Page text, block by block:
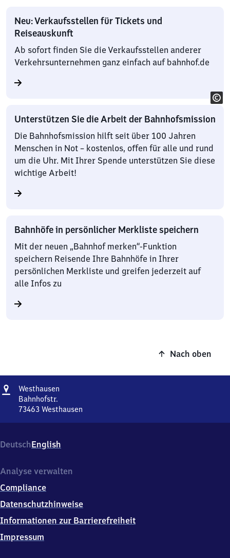
Neu: Verkaufsstellen für Tickets und
Reiseauskunft
Ab sofort finden Sie die Verkaufsstellen anderer
Verkehrsunternehmen ganz einfach auf bahnhof.de
Unterstützen Sie die Arbeit der Bahnhofsmission
Die Bahnhofsmission hilft seit über 100 Jahren
Menschen in Not – kostenlos, offen für alle und rund
um die Uhr. Mit Ihrer Spende unterstützen Sie diese
wichtige Arbeit!
Bahnhöfe in persönlicher Merkliste speichern
Mit der neuen „Bahnhof merken“-Funktion
speichern Reisende Ihre Bahnhöfe in Ihrer
persönlichen Merkliste und greifen jederzeit auf
alle Infos zu
Nach oben
Adresse
Westhausen
Bahnhofstr.
73463 Westhausen
7
3
6
Westhausen
DeutschEnglish
Analyse verwalten
Compliance
Datenschutzhinweise
Informationen zur Barrierefreiheit
Impressum